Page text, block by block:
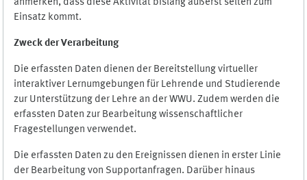
anmerken, dass diese Aktivität bislang äußerst selten zum
Einsatz kommt.
Zweck der Verarbeitung
Die erfassten Daten dienen der Bereitstellung virtueller
interaktiver Lernumgebungen für Lehrende und Studierende
zur Unterstützung der Lehre an der WWU. Zudem werden die
erfassten Daten zur Bearbeitung wissenschaftlicher
Fragestellungen verwendet.
Die erfassten Daten zu den Ereignissen dienen in erster Linie
der Bearbeitung von Supportanfragen. Darüber hinaus